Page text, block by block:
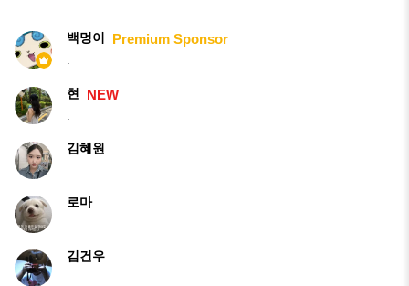
백멍이 Premium Sponsor
현 NEW
김혜원
로마
김건우